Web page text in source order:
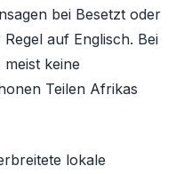
bei Besetzt oder
auf Englisch. Bei
keine
Teilen Afrikas
lokale